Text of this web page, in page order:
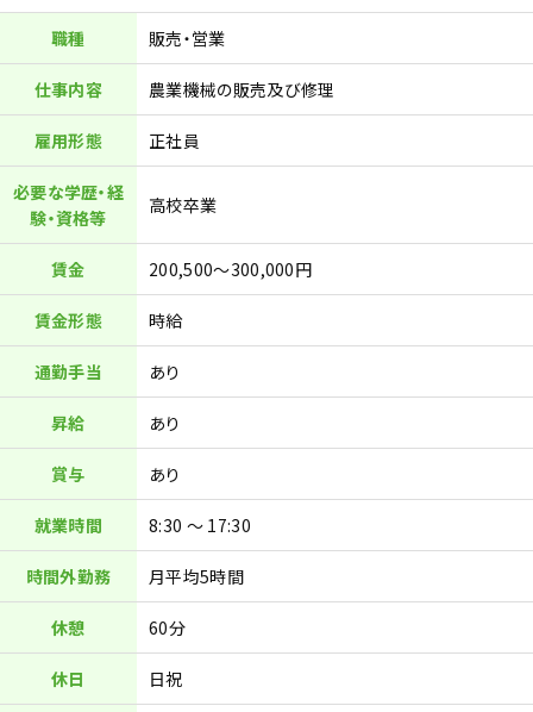
職種 販売・営業
仕事内容 農業機械の販売及び修理
雇用形態 正社員
必要な学歴・経
験・資格等
高校卒業
賃金 200,500〜300,000円
賃金形態 時給
通勤手当 あり
昇給 あり
賞与 あり
就業時間 8:30 ～ 17:30
時間外勤務 月平均5時間
休憩 60分
休日 日祝